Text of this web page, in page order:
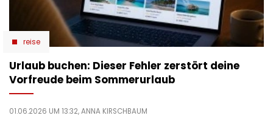
reise
Urlaub buchen: Dieser Fehler zerstört deine
Vorfreude beim Sommerurlaub
01.06.2026 UM 13:32,ANNA KIRSCHBAUM